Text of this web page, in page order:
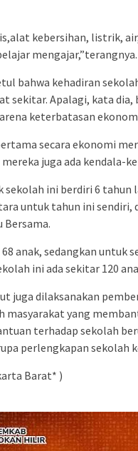
kebersihan, listrik,
mengajar,”terangnya.
bahwa kehadiran
sekitar. Apalagi, kata dia,
keterbatasan
secara ekonomi
juga ada kendala-
sekolah ini berdiri 6
untuk tahun ini
Bersama.
anak, sedangkan untuk
ini ada sekitar 120
juga dilaksanakan
masyarakat yang
terhadap sekolah
perlengkapan sekolah
Barat* )